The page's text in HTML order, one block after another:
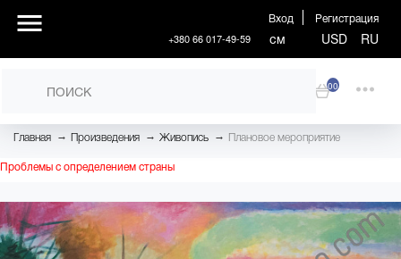
Вход Регистрация
+380 66 017-49-59 см USD RU
00
Главная → Произведения → Живопись → Плановое мероприятие
Проблемы с определением страны